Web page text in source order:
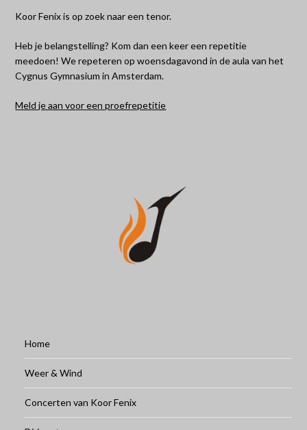
Koor Fenix is op zoek naar een tenor.
Heb je belangstelling? Kom dan een keer een repetitie
meedoen! We repeteren op woensdagavond in de aula van het
Cygnus Gymnasium in Amsterdam.
Meld je aan voor een proefrepetitie
Home
Weer & Wind
Concerten van Koor Fenix